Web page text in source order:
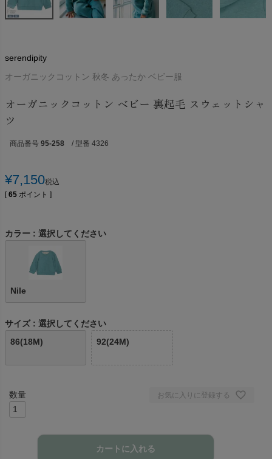
serendipity
オーガニックコットン 秋冬 あったか ベビー服
オーガニックコットン ベビー 裏起毛 スウェットシャ
ツ
商品番号 95-258 / 型番 4326
¥7,150税込
[ 65 ポイント ]
カラー 選択してください
Nile
サイズ
選択してください
86(18M)
92(24M)
お気に入りに登録する
カートに入れる